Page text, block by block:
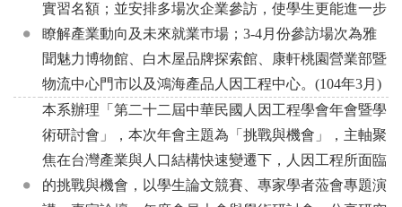
實習名額；並安排多場次企業參訪，使學生更能進一步
瞭解產業動向及未來就業巿場；3-4月份參訪場次為雅
聞魅力博物館、白木屋品牌探索館、康軒桃園營業部暨
物流中心門市以及鴻海產品人因工程中心。(104年3月)
本系辦理「第二十二屆中華民國人因工程學會年會暨學
術研討會」，本次年會主題為「挑戰與機會」，主軸聚
焦在台灣產業與人口結構快速變遷下，人因工程所面臨
的挑戰與機會，以學生論文競賽、專家學者蒞會專題演